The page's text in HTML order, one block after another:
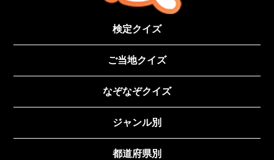
検定クイズ
ご当地クイズ
なぞなぞクイズ
ジャンル別
都道府県別